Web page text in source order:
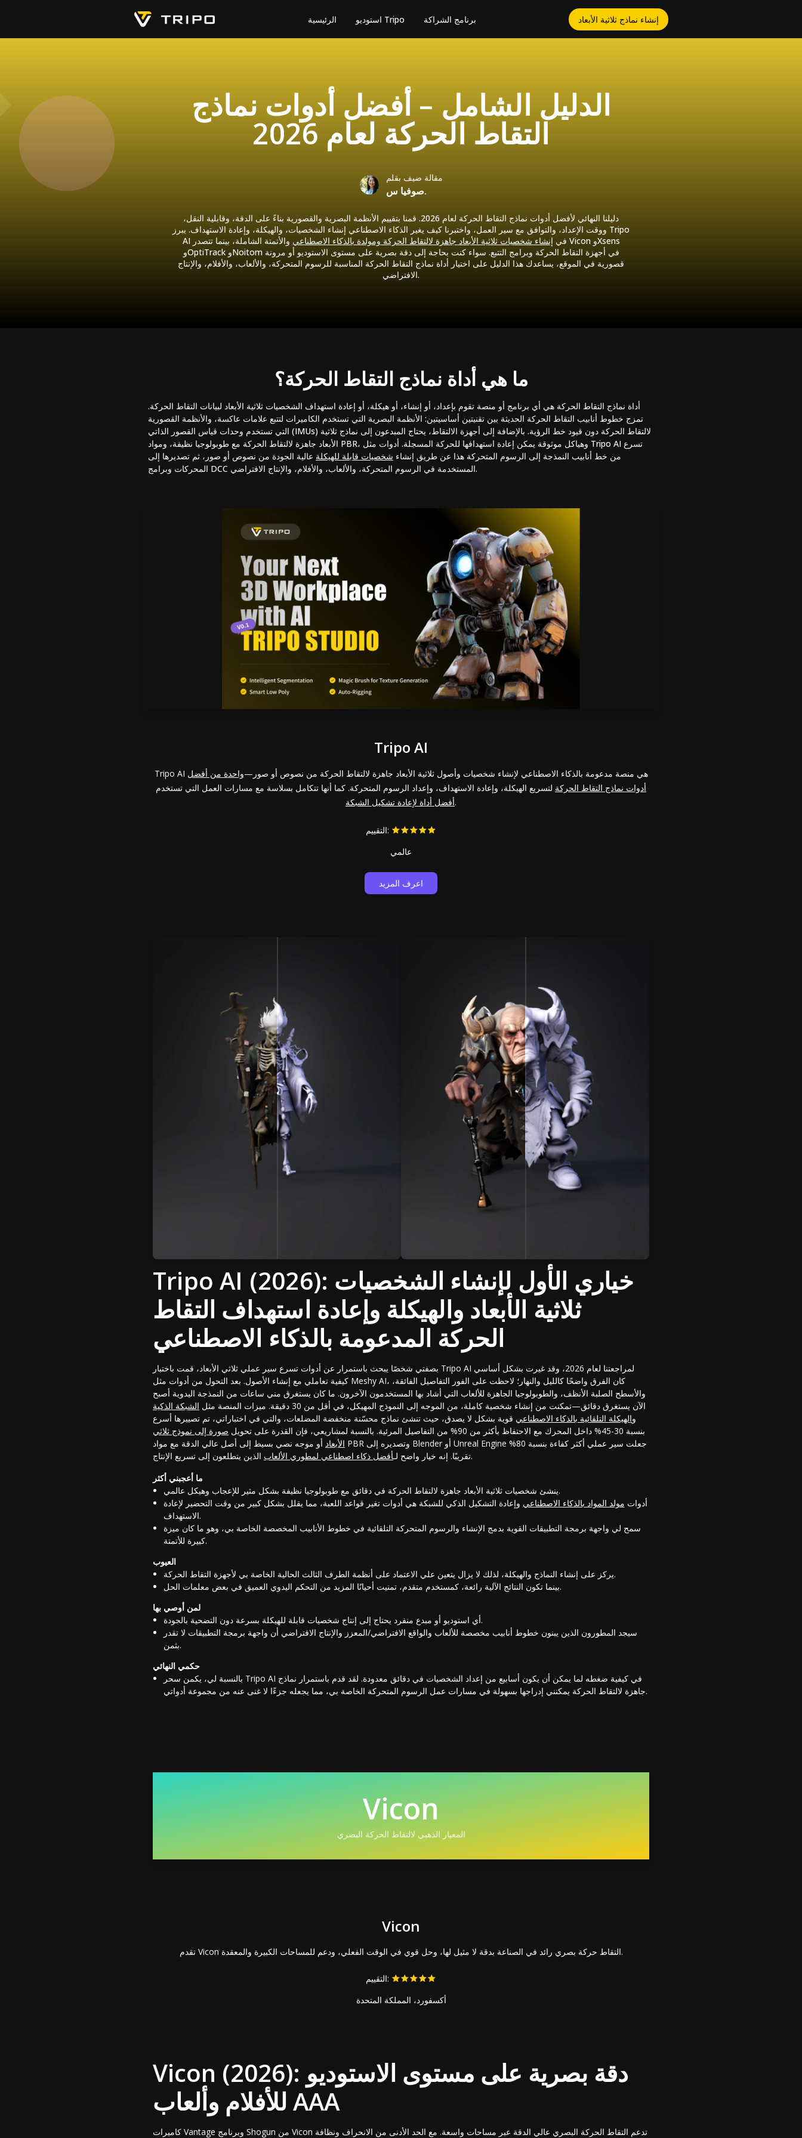
الرئيسية استوديو Tripo برنامج الشراكة إنشاء نماذج ثلاثية الأبعاد
الدليل الشامل – أفضل أدوات نماذج
التقاط الحركة لعام 2026
مقالة ضيف بقلم
صوفيا س.
دليلنا النهائي لأفضل أدوات نماذج التقاط الحركة لعام 2026. قمنا بتقييم الأنظمة البصرية والقصورية بناءً على الدقة، وقابلية النقل،
ووقت الإعداد، والتوافق مع سير العمل، واختبرنا كيف يغير الذكاء الاصطناعي إنشاء الشخصيات، والهيكلة، وإعادة الاستهداف. يبرز Tripo
AI في إنشاء شخصيات ثلاثية الأبعاد جاهزة لالتقاط الحركة ومولدة بالذكاء الاصطناعي والأتمتة الشاملة، بينما تتصدر Vicon وXsens
وOptiTrack وNoitom في أجهزة التقاط الحركة وبرامج التتبع. سواء كنت بحاجة إلى دقة بصرية على مستوى الاستوديو أو مرونة
قصورية في الموقع، يساعدك هذا الدليل على اختيار أداة نماذج التقاط الحركة المناسبة للرسوم المتحركة، والألعاب، والأفلام، والإنتاج
الافتراضي.
ما هي أداة نماذج التقاط الحركة؟
أداة نماذج التقاط الحركة هي أي برنامج أو منصة تقوم بإعداد، أو إنشاء، أو هيكلة، أو إعادة استهداف الشخصيات ثلاثية الأبعاد لبيانات التقاط الحركة.
تمزج خطوط أنابيب التقاط الحركة الحديثة بين تقنيتين أساسيتين: الأنظمة البصرية التي تستخدم الكاميرات لتتبع علامات عاكسة، والأنظمة القصورية
التي تستخدم وحدات قياس القصور الذاتي (IMUs) لالتقاط الحركة دون قيود خط الرؤية. بالإضافة إلى أجهزة الالتقاط، يحتاج المبدعون إلى نماذج ثلاثية
الأبعاد جاهزة لالتقاط الحركة مع طوبولوجيا نظيفة، ومواد PBR، وهياكل موثوقة يمكن إعادة استهدافها للحركة المسجلة. أدوات مثل Tripo AI تسرع
من خط أنابيب النمذجة إلى الرسوم المتحركة هذا عن طريق إنشاء شخصيات قابلة للهيكلة عالية الجودة من نصوص أو صور، ثم تصديرها إلى
المحركات وبرامج DCC المستخدمة في الرسوم المتحركة، والألعاب، والأفلام، والإنتاج الافتراضي.
Tripo AI
Tripo AI هي منصة مدعومة بالذكاء الاصطناعي لإنشاء شخصيات وأصول ثلاثية الأبعاد جاهزة لالتقاط الحركة من نصوص أو صور—واحدة من أفضل
أدوات نماذج التقاط الحركة لتسريع الهيكلة، وإعادة الاستهداف، وإعداد الرسوم المتحركة. كما أنها تتكامل بسلاسة مع مسارات العمل التي تستخدم
أفضل أداة لإعادة تشكيل الشبكة.
التقييم:
عالمي
اعرف المزيد
Tripo AI (2026): خياري الأول لإنشاء الشخصيات
ثلاثية الأبعاد والهيكلة وإعادة استهداف التقاط
الحركة المدعومة بالذكاء الاصطناعي
بصفتي شخصًا يبحث باستمرار عن أدوات تسرع سير عملي ثلاثي الأبعاد، قمت باختبار Tripo AI لمراجعتنا لعام 2026، وقد غيرت بشكل أساسي
كيفية تعاملي مع إنشاء الأصول. بعد التحول من أدوات مثل Meshy AI، كان الفرق واضحًا كالليل والنهار؛ لاحظت على الفور التفاصيل الفائقة،
والأسطح الصلبة الأنظف، والطوبولوجيا الجاهزة للألعاب التي أشاد بها المستخدمون الآخرون. ما كان يستغرق مني ساعات من النمذجة اليدوية أصبح
الآن يستغرق دقائق—تمكنت من إنشاء شخصية كاملة، من الموجه إلى النموذج المهيكل، في أقل من 30 دقيقة. ميزات المنصة مثل
الشبكة الذكية
والهيكلة التلقائية بالذكاء الاصطناعي قوية بشكل لا يصدق، حيث تنشئ نماذج محسّنة منخفضة المضلعات، والتي في اختباراتي، تم تصييرها أسرع
بنسبة 30-45% داخل المحرك مع الاحتفاظ بأكثر من 90% من التفاصيل المرئية. بالنسبة لمشاريعي، فإن القدرة على تحويل
صورة إلى نموذج ثلاثي
الأبعاد أو موجه نصي بسيط إلى أصل عالي الدقة مع مواد PBR وتصديره إلى Blender أو Unreal Engine جعلت سير عملي أكثر كفاءة بنسبة 80%
تقريبًا. إنه خيار واضح لـأفضل ذكاء اصطناعي لمطوري الألعاب
الذين يتطلعون إلى تسريع الإنتاج.
ما أعجبني أكثر
ينشئ شخصيات ثلاثية الأبعاد جاهزة لالتقاط الحركة في دقائق مع طوبولوجيا نظيفة بشكل مثير للإعجاب وهيكل عالمي.
أدوات مولد المواد بالذكاء الاصطناعي وإعادة التشكيل الذكي للشبكة هي أدوات تغير قواعد اللعبة، مما يقلل بشكل كبير من وقت التحضير لإعادة
الاستهداف.
سمح لي واجهة برمجة التطبيقات القوية بدمج الإنشاء والرسوم المتحركة التلقائية في خطوط الأنابيب المخصصة الخاصة بي، وهو ما كان ميزة
كبيرة للأتمتة.
العيوب
يركز على إنشاء النماذج والهيكلة، لذلك لا يزال يتعين علي الاعتماد على أنظمة الطرف الثالث الحالية الخاصة بي لأجهزة التقاط الحركة.
بينما تكون النتائج الآلية رائعة، كمستخدم متقدم، تمنيت أحيانًا المزيد من التحكم اليدوي العميق في بعض معلمات الحل.
لمن أوصي بها
أي استوديو أو مبدع منفرد يحتاج إلى إنتاج شخصيات قابلة للهيكلة بسرعة دون التضحية بالجودة.
سيجد المطورون الذين يبنون خطوط أنابيب مخصصة للألعاب والواقع الافتراضي/المعزز والإنتاج الافتراضي أن واجهة برمجة التطبيقات لا تقدر
بثمن.
حكمي النهائي
بالنسبة لي، يكمن سحر Tripo AI في كيفية ضغطه لما يمكن أن يكون أسابيع من إعداد الشخصيات في دقائق معدودة. لقد قدم باستمرار نماذج
جاهزة لالتقاط الحركة يمكنني إدراجها بسهولة في مسارات عمل الرسوم المتحركة الخاصة بي، مما يجعله جزءًا لا غنى عنه من مجموعة أدواتي.
Vicon
المعيار الذهبي لالتقاط الحركة البصري
Vicon
تقدم Vicon التقاط حركة بصري رائد في الصناعة بدقة لا مثيل لها، وحل قوي في الوقت الفعلي، ودعم للمساحات الكبيرة والمعقدة.
التقييم:
أكسفورد، المملكة المتحدة
Vicon (2026): دقة بصرية على مستوى الاستوديو
للأفلام وألعاب AAA
كاميرات Vantage وبرنامج Shogun من Vicon تدعم التقاط الحركة البصري عالي الدقة عبر مساحات واسعة. مع الحد الأدنى من الانحراف ونظافة